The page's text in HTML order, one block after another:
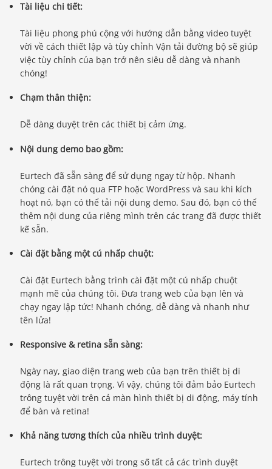
Tài liệu chi tiết:
Tài liệu phong phú cộng với hướng dẫn bằng video tuyệt
vời về cách thiết lập và tùy chỉnh Vận tải đường bộ sẽ giúp
việc tùy chỉnh của bạn trở nên siêu dễ dàng và nhanh
chóng!
Chạm thân thiện:
Dễ dàng duyệt trên các thiết bị cảm ứng.
Nội dung demo bao gồm:
Eurtech đã sẵn sàng để sử dụng ngay từ hộp. Nhanh
chóng cài đặt nó qua FTP hoặc WordPress và sau khi kích
hoạt nó, bạn có thể tải nội dung demo. Sau đó, bạn có thể
thêm nội dung của riêng mình trên các trang đã được thiết
kế sẵn.
Cài đặt bằng một cú nhấp chuột:
Cài đặt Eurtech bằng trình cài đặt một cú nhấp chuột
mạnh mẽ của chúng tôi. Đưa trang web của bạn lên và
chạy ngay lập tức! Nhanh chóng, dễ dàng và nhanh như
tên lửa!
Responsive & retina sẵn sàng:
Ngày nay, giao diện trang web của bạn trên thiết bị di
động là rất quan trọng. Vì vậy, chúng tôi đảm bảo Eurtech
trông tuyệt vời trên cả màn hình thiết bị di động, máy tính
để bàn và retina!
Khả năng tương thích của nhiều trình duyệt:
Eurtech trông tuyệt vời trong số tất cả các trình duyệt